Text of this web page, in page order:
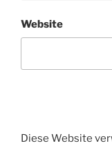
Website
Diese Website